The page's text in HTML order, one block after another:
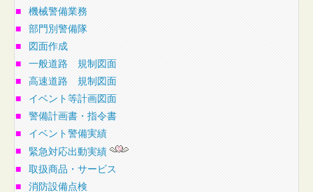
■
機械警備業務
■
部門別警備隊
■
図面作成
■
一般道路 規制図面
■
高速道路 規制図面
■
イベント等計画図面
■
警備計画書・指令書
■
イベント警備実績
■
緊急対応出動実績
■
取扱商品・サービス
■
消防設備点検